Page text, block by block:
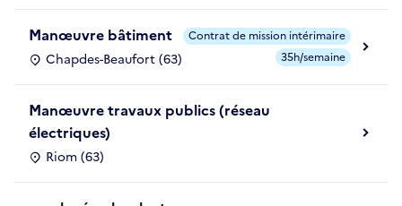
Manœuvre bâtiment
Chapdes-Beaufort (63)
Contrat de mission intérimaire
35h/semaine
Manœuvre travaux publics (réseau
électriques)
Riom (63)